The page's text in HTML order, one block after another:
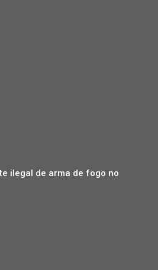
ilegal de arma de fogo no